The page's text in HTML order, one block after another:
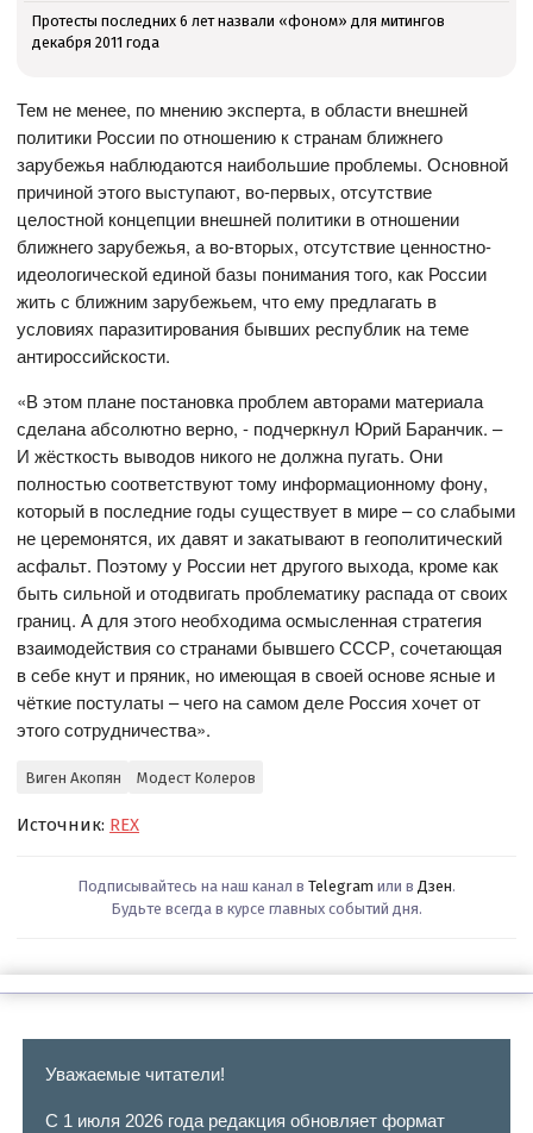
Протесты последних 6 лет назвали «фоном» для митингов
декабря 2011 года
Тем не менее, по мнению эксперта, в области внешней
политики России по отношению к странам ближнего
зарубежья наблюдаются наибольшие проблемы. Основной
причиной этого выступают, во-первых, отсутствие
целостной концепции внешней политики в отношении
ближнего зарубежья, а во-вторых, отсутствие ценностно-
идеологической единой базы понимания того, как России
жить с ближним зарубежьем, что ему предлагать в
условиях паразитирования бывших республик на теме
антироссийскости.
«В этом плане постановка проблем авторами материала
сделана абсолютно верно, - подчеркнул Юрий Баранчик. –
И жёсткость выводов никого не должна пугать. Они
полностью соответствуют тому информационному фону,
который в последние годы существует в мире – со слабыми
не церемонятся, их давят и закатывают в геополитический
асфальт. Поэтому у России нет другого выхода, кроме как
быть сильной и отодвигать проблематику распада от своих
границ. А для этого необходима осмысленная стратегия
взаимодействия со странами бывшего СССР, сочетающая
в себе кнут и пряник, но имеющая в своей основе ясные и
чёткие постулаты – чего на самом деле Россия хочет от
этого сотрудничества».
Виген Акопян Модест Колеров
Источник: REX
Подписывайтесь на наш канал в Telegram или в Дзен.
Будьте всегда в курсе главных событий дня.
Уважаемые читатели!
С 1 июля 2026 года редакция обновляет формат